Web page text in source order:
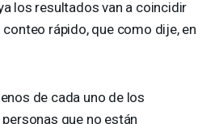
los resultados van a coincidir
rápido, que como dije, en
de cada uno de los
que no están